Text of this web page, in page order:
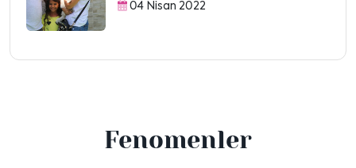
04 Nisan 2022
Fenomenler